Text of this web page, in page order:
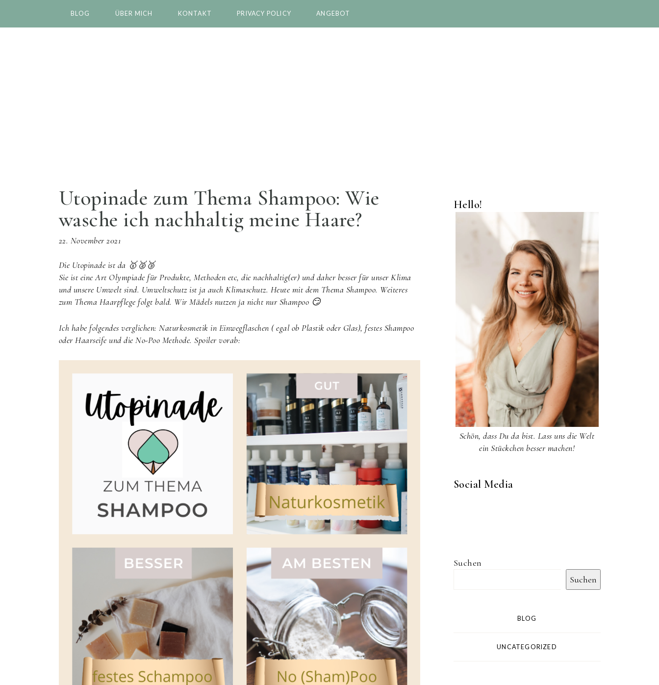
BLOG ÜBER MICH KONTAKT PRIVACY POLICY ANGEBOT
Utopinade zum Thema Shampoo: Wie
wasche ich nachhaltig meine Haare?
22. November 2021
Die Utopinade ist da 🥇🥈🥉
Sie ist eine Art Olympiade für Produkte, Methoden etc, die nachhaltig(er) und daher besser für unser Klima
und unsere Umwelt sind. Umweltschutz ist ja auch Klimaschutz. Heute mit dem Thema Shampoo. Weiteres
zum Thema Haarpflege folgt bald. Wir Mädels nutzen ja nicht nur Shampoo 😏
Ich habe folgendes verglichen: Naturkosmetik in Einwegflaschen ( egal ob Plastik oder Glas), festes Shampoo
oder Haarseife und die No-Poo Methode. Spoiler vorab:
Hello!
Schön, dass Du da bist. Lass uns die Welt
ein Stückchen besser machen!
Social Media
Suchen
Suchen
BLOG
UNCATEGORIZED